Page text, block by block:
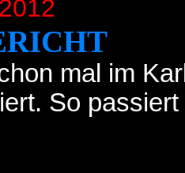
mal im
So